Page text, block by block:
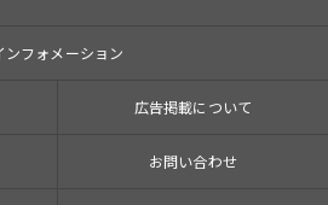
ンフォメーション
広告掲載について
お問い合わせ